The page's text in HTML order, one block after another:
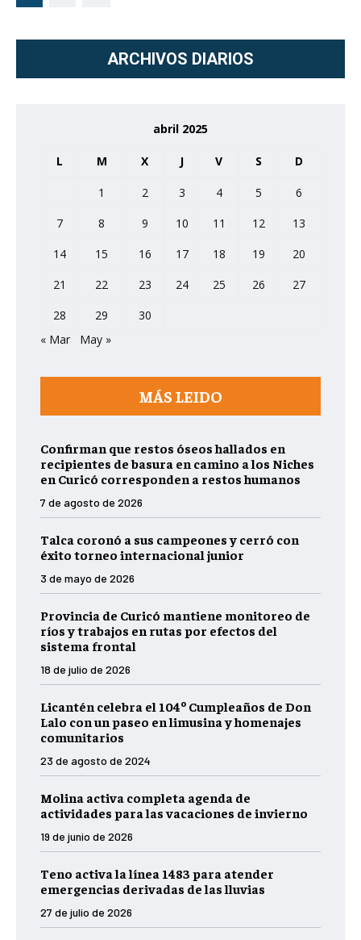
ARCHIVOS DIARIOS
abril 2025
L M X J V S D
1 2 3 4 5
6
7
8 9 10 11 12
13
14
15 16 17 18 19
20
21
22 23 24 25 26
27
28
29
30
« Mar
May »
MÁS LEIDO
Confirman que restos óseos hallados en
recipientes de basura en camino a los Niches
en Curicó corresponden a restos humanos
7 de agosto de 2026
Talca coronó a sus campeones y cerró con
éxito torneo internacional junior
3 de mayo de 2026
Provincia de Curicó mantiene monitoreo de
ríos y trabajos en rutas por efectos del
sistema frontal
18 de julio de 2026
Licantén celebra el 104º Cumpleaños de Don
Lalo con un paseo en limusina y homenajes
comunitarios
23 de agosto de 2024
Molina activa completa agenda de
actividades para las vacaciones de invierno
19 de junio de 2026
Teno activa la línea 1483 para atender
emergencias derivadas de las lluvias
27 de julio de 2026